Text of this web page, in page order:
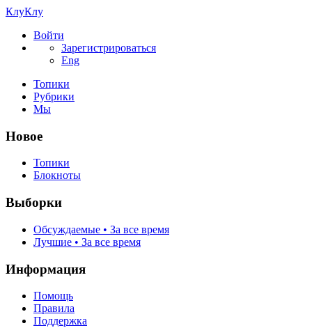
КлуКлу
Войти
Зарегистрироваться
Eng
Топики
Рубрики
Мы
Новое
Топики
Блокноты
Выборки
Обсуждаемые • За все время
Лучшие • За все время
Информация
Помощь
Правила
Поддержка